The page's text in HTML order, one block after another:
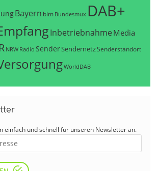
Bayern blm Bundesmux DAB+
Inbetriebnahme Media
NRW Radio SenderSendernetzSenderstandort
WorldDAB
einfach und schnell für unseren Newsletter an.